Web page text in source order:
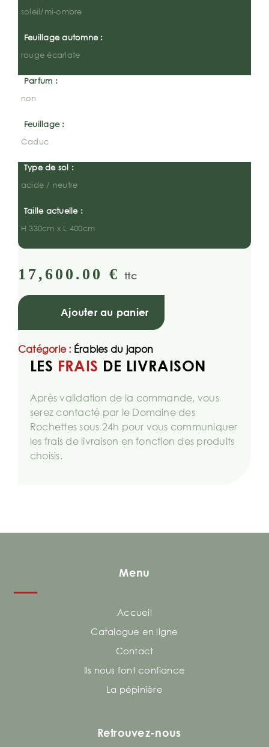
soleil/mi-ombre
Feuillage automne :
rouge écarlate
Parfum :
non
Feuillage :
Caduc
Type de sol :
acide / neutre
Taille actuelle :
H 330cm x L 400cm
17,600.00 € ttc
Ajouter au panier
Catégorie : Érables du japon
LES FRAIS DE LIVRAISON
Après validation de la commande, vous
serez contacté par le Domaine des
Rochettes sous 24h pour vous communiquer
les frais de livraison en fonction des produits
choisis.
Menu
Accueil
Catalogue en ligne
Contact
Ils nous font confiance
La pépinière
Retrouvez-nous